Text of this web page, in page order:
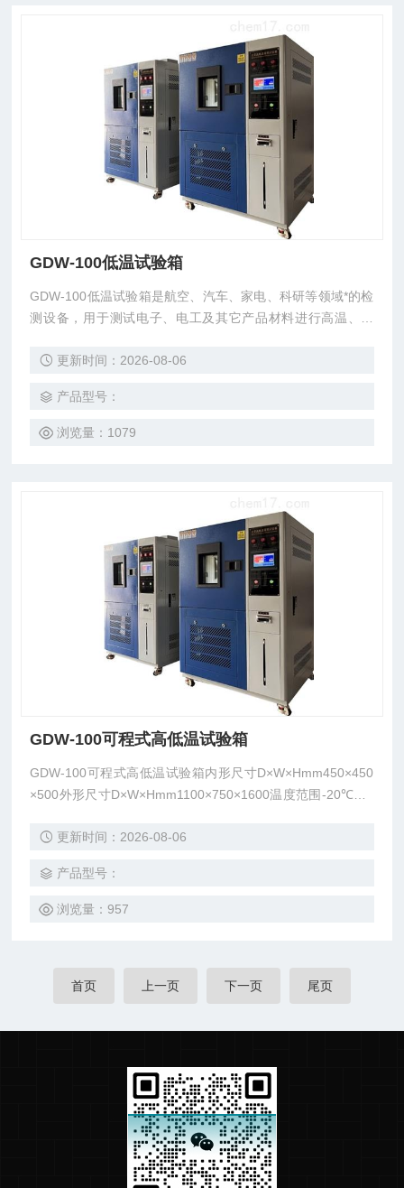
GDW-100低温试验箱
GDW-100低温试验箱是航空、汽车、家电、科研等领域*的检
测设备，用于测试电子、电工及其它产品材料进行高温、低
更新时间：2026-08-06
产品型号：
浏览量：1079
GDW-100可程式高低温试验箱
GDW-100可程式高低温试验箱内形尺寸D×W×Hmm450×450
×500外形尺寸D×W×Hmm1100×750×1600温度范围-20℃～1
更新时间：2026-08-06
产品型号：
浏览量：957
首页 上一页 下一页 尾页